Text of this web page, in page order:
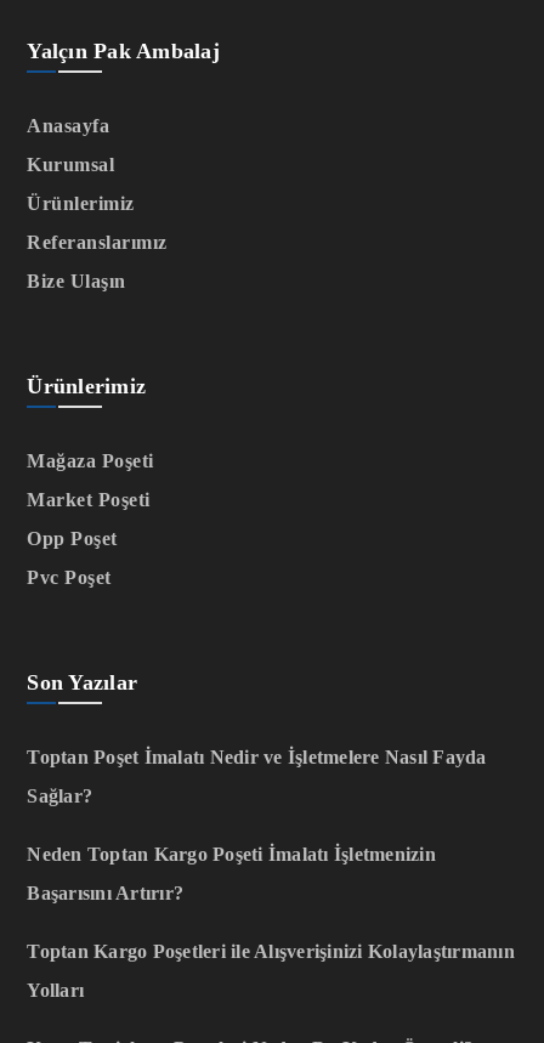
Yalçın Pak Ambalaj
Anasayfa
Kurumsal
Ürünlerimiz
Referanslarımız
Bize Ulaşın
Ürünlerimiz
Mağaza Poşeti
Market Poşeti
Opp Poşet
Pvc Poşet
Son Yazılar
Toptan Poşet İmalatı Nedir ve İşletmelere Nasıl Fayda
Sağlar?
Neden Toptan Kargo Poşeti İmalatı İşletmenizin
Başarısını Artırır?
Toptan Kargo Poşetleri ile Alışverişinizi Kolaylaştırmanın
Yolları